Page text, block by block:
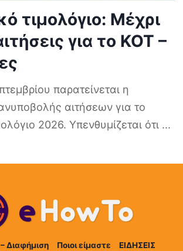
τιμολόγιο: Μέχρι
για το ΚΟΤ –
παρατείνεται η
αιτήσεων για το
2026. Υπενθυμίζεται ότι ...
Διαφήμιση Ποιοι είμαστε ΕΙΔΗΣΕΙΣ